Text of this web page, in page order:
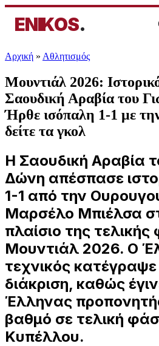
ENIKOS.
Αρχική » Αθλητισμός
Μουντιάλ 2026:
Σαουδική Αραβία του
Ήρθε ισόπαλη 1-1 με
δείτε τα γκολ
Η Σαουδική Αραβία
Δώνη απέσπασε
1-1 από την
Μαρσέλο Μπιέλσα
πλαίσιο της
Μουντιάλ 2026. Ο
τεχνικός
διάκριση, καθώς
Έλληνας
βαθμό σε τελική
Κυπέλλου.